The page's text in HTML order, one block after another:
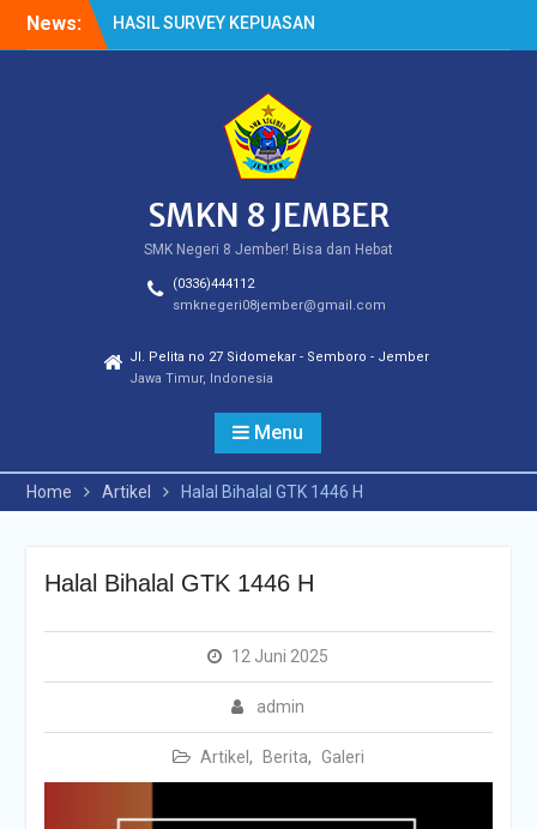
News:
HASIL SURVEY KEPUASAN
PELANGGAN
Cek Kesehatan Gratis
SMKN 8 JEMBER
SMK Negeri 8 Jember! Bisa dan Hebat
(0336)444112
smknegeri08jember@gmail.com
Jl. Pelita no 27 Sidomekar - Semboro - Jember
Jawa Timur, Indonesia
Menu
Home Artikel Halal Bihalal GTK 1446 H
Halal Bihalal GTK 1446 H
12 Juni 2025
admin
Artikel , Berita, Galeri